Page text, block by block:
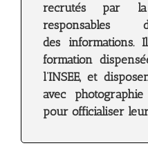
recrutés par
des
formation
l’INSEE, et
avec
pour officialiser